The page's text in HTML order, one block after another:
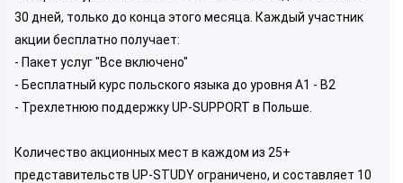
30 дней, только до конца этого месяца. Каждый участник
акции бесплатно получает:
- Пакет услуг "Все включено"
- Бесплатный курс польского языка до уровня А1 - B2
- Трехлетнюю поддержку UP-SUPPORT в Польше.
Количество акционных мест в каждом из 25+
представительств UP-STUDY ограничено, и составляет 10